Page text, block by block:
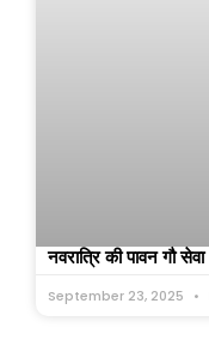
नवरात्रि की पावन गौ सेवा
September 23, 2025